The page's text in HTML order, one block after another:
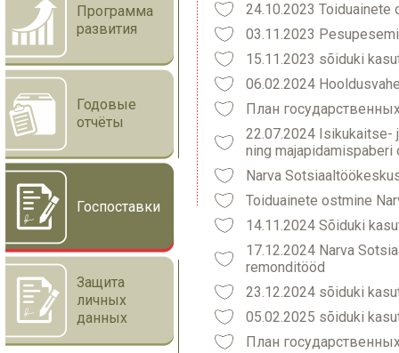
Программа
развития
Годовые
отчёты
Госпоставки
Защита
личных
данных
24.10.2023
03.11.2023
15.11.2023 sõiduki
06.02.2024
План
22.07.2024 Isikukaitse-
ning majapidamispaberi
Narva
Toiduainete ostmine
14.11.2024 Sõiduki
17.12.2024 Narva
remonditööd
23.12.2024 sõiduki
05.02.2025 sõiduki
План